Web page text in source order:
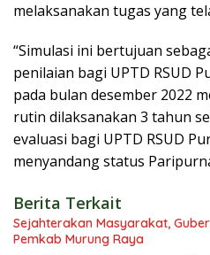
melaksanakan tugas yang
“Simulasi ini bertujuan
penilaian bagi UPTD RSUD
pada bulan desember 2022
rutin dilaksanakan 3 tahun
evaluasi bagi UPTD RSUD
menyandang status
Berita Terkait
Sejahterakan Masyarakat,
Pemkab Murung Raya